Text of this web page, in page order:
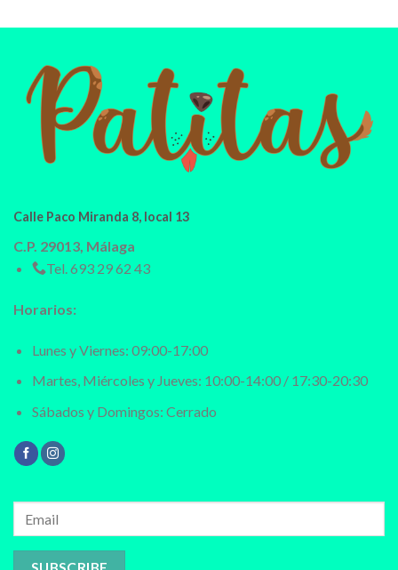
Calle Paco Miranda 8, local 13
C.P. 29013, Málaga
Tel.693 29 62 43
Horarios:
Lunes y Viernes: 09:00-17:00
Martes, Miércoles y Jueves: 10:00-14:00 / 17:30-20:30
Sábados y Domingos: Cerrado